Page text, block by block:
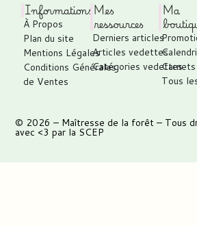
Informations
À Propos
Plan du site
Mentions Légales
Conditions Générales
de Ventes
Mes
ressources
Derniers articles
Articles vedettes
Catégories vedettes
Ma
Tous
© 2026 – Maîtresse de la forêt – Tous
avec <3 par la SCEP